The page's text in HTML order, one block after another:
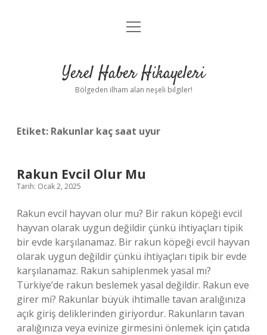
Anasayfa
Yasal Uyarı
menüyü
Yerel Haber Hikayeleri
Bölgeden ilham alan neşeli bilgiler!
Etiket: Rakunlar kaç saat uyur
Rakun Evcil Olur Mu
Tarih: Ocak 2, 2025
Rakun evcil hayvan olur mu? Bir rakun köpeği evcil
hayvan olarak uygun değildir çünkü ihtiyaçları tipik
bir evde karşılanamaz. Bir rakun köpeği evcil hayvan
olarak uygun değildir çünkü ihtiyaçları tipik bir evde
karşılanamaz. Rakun sahiplenmek yasal mı?
Türkiye’de rakun beslemek yasal değildir. Rakun eve
girer mi? Rakunlar büyük ihtimalle tavan aralığınıza
açık giriş deliklerinden giriyordur. Rakunların tavan
aralığınıza veya evinize girmesini önlemek için çatıda